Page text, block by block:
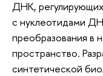
ДНК,
с нуклеотидами
преобразования в
пространство.
синтетической